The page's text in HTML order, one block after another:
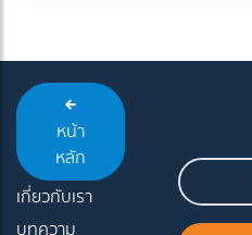
หน้า
หลัก
เกี่ยวกับเรา